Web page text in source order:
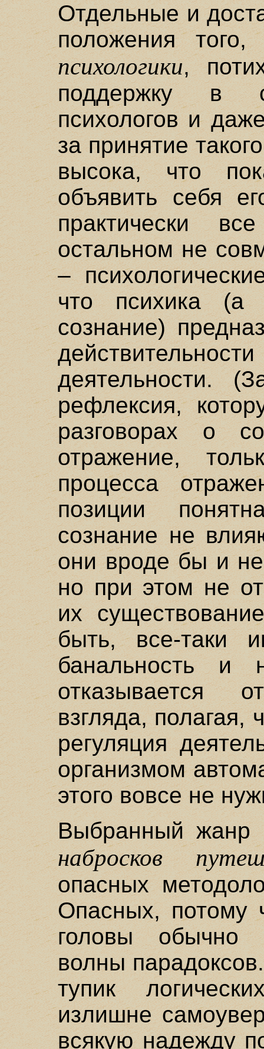
Отдельные и
положения
психологики,
поддержку в
психологов и
за принятие
высока, что
объявить себя
практически
остальном не
–
что психика
сознание)
деятельности.
рефлексия,
разговорах о
отражение,
процесса
позиции
сознание не
они вроде бы и
но при этом не
их
быть, все-таки
банальность и
отказывается
взгляда, полагая,
регуляция
организмом
этого вовсе не
Выбранный жанр
набросков
опасных
Опасных, потому
головы обычно
волны
тупик
излишне
всякую надежду